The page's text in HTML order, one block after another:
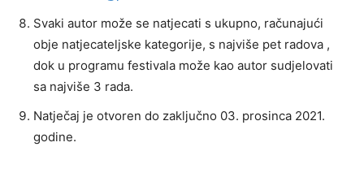
Svaki autor može se natjecati s ukupno, računajući
obje natjecateljske kategorije, s najviše pet radova ,
dok u programu festivala može kao autor sudjelovati
sa najviše 3 rada.
Natječaj je otvoren do zaključno 03. prosinca 2021.
godine.